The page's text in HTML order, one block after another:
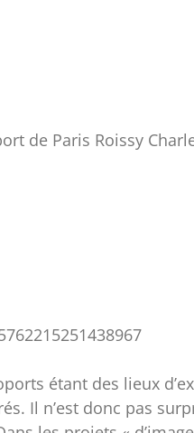
de Paris Roissy
étant des lieux
Il n’est donc pas